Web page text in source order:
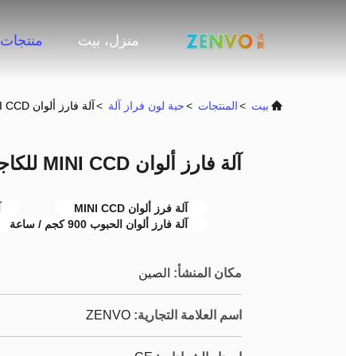
منزل، بيت منتجات
بيت >المنتجات >حبة لون فراز آلة >آلة فارز ألوان MINI CCD للكاجو 900 كجم / ساعة
آلة فارز ألوان MINI CCD للكاجو 900 كجم / ساعة
آلة فرز ألوان MINI CCD
آلة فارز ألوان الحبوب 900 كجم / ساعة
مكان المنشأ: الصين
اسم العلامة التجارية: ZENVO